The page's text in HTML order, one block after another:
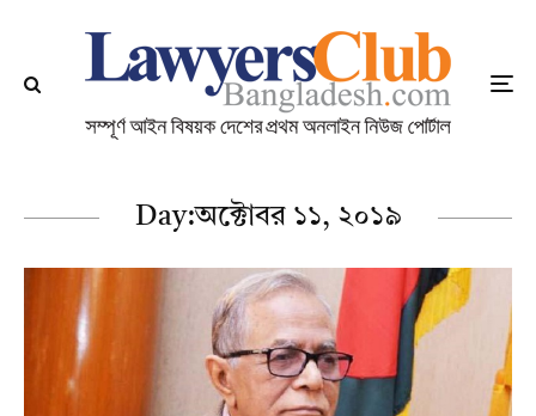
Day:অক্টোবর ১১, ২০১৯